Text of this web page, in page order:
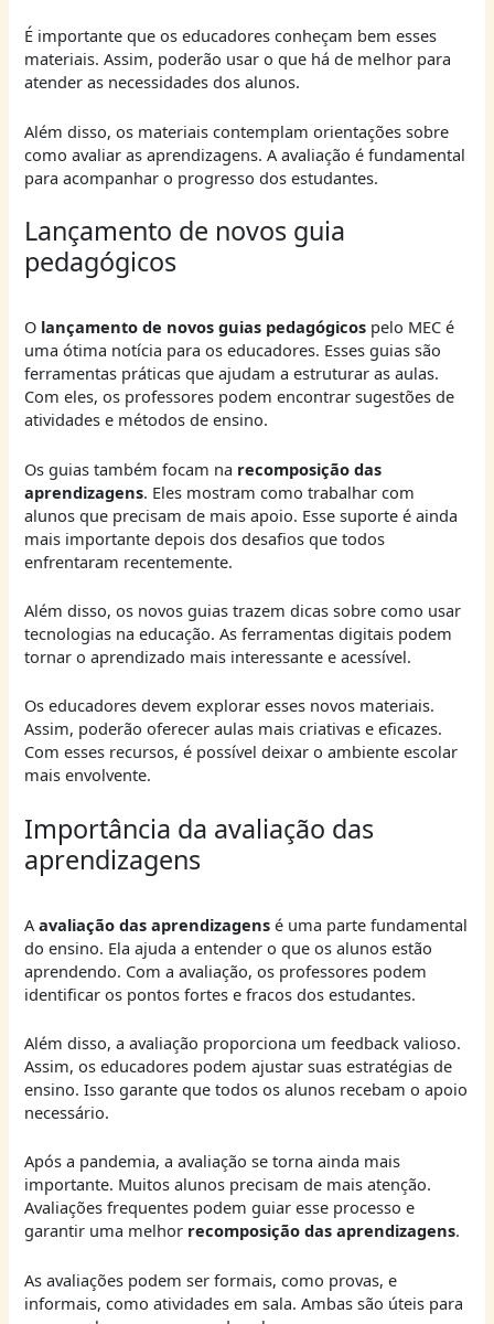
É importante que os educadores conheçam bem esses
materiais. Assim, poderão usar o que há de melhor para
atender as necessidades dos alunos.
Além disso, os materiais contemplam orientações sobre
como avaliar as aprendizagens. A avaliação é fundamental
para acompanhar o progresso dos estudantes.
Lançamento de novos guia
pedagógicos
O lançamento de novos guias pedagógicos pelo MEC é
uma ótima notícia para os educadores. Esses guias são
ferramentas práticas que ajudam a estruturar as aulas.
Com eles, os professores podem encontrar sugestões de
atividades e métodos de ensino.
Os guias também focam na recomposição das
aprendizagens. Eles mostram como trabalhar com
alunos que precisam de mais apoio. Esse suporte é ainda
mais importante depois dos desafios que todos
enfrentaram recentemente.
Além disso, os novos guias trazem dicas sobre como usar
tecnologias na educação. As ferramentas digitais podem
tornar o aprendizado mais interessante e acessível.
Os educadores devem explorar esses novos materiais.
Assim, poderão oferecer aulas mais criativas e eficazes.
Com esses recursos, é possível deixar o ambiente escolar
mais envolvente.
Importância da avaliação das
aprendizagens
Aavaliação das aprendizagens é uma parte fundamental
do ensino. Ela ajuda a entender o que os alunos estão
aprendendo. Com a avaliação, os professores podem
identificar os pontos fortes e fracos dos estudantes.
Além disso, a avaliação proporciona um feedback valioso.
Assim, os educadores podem ajustar suas estratégias de
ensino. Isso garante que todos os alunos recebam o apoio
necessário.
Após a pandemia, a avaliação se torna ainda mais
importante. Muitos alunos precisam de mais atenção.
Avaliações frequentes podem guiar esse processo e
garantir uma melhor recomposição das aprendizagens.
As avaliações podem ser formais, como provas, e
informais, como atividades em sala. Ambas são úteis para